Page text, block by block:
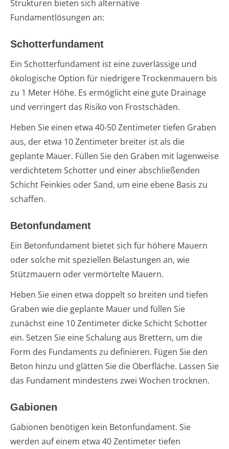
Strukturen bieten sich alternative
Fundamentlösungen an:
Schotterfundament
Ein Schotterfundament ist eine zuverlässige und
ökologische Option für niedrigere Trockenmauern bis
zu 1 Meter Höhe. Es ermöglicht eine gute Drainage
und verringert das Risiko von Frostschäden.
Heben Sie einen etwa 40-50 Zentimeter tiefen Graben
aus, der etwa 10 Zentimeter breiter ist als die
geplante Mauer. Füllen Sie den Graben mit lagenweise
verdichtetem Schotter und einer abschließenden
Schicht Feinkies oder Sand, um eine ebene Basis zu
schaffen.
Betonfundament
Ein Betonfundament bietet sich für höhere Mauern
oder solche mit speziellen Belastungen an, wie
Stützmauern oder vermörtelte Mauern.
Heben Sie einen etwa doppelt so breiten und tiefen
Graben wie die geplante Mauer und füllen Sie
zunächst eine 10 Zentimeter dicke Schicht Schotter
ein. Setzen Sie eine Schalung aus Brettern, um die
Form des Fundaments zu definieren. Fügen Sie den
Beton hinzu und glätten Sie die Oberfläche. Lassen Sie
das Fundament mindestens zwei Wochen trocknen.
Gabionen
Gabionen benötigen kein Betonfundament. Sie
werden auf einem etwa 40 Zentimeter tiefen